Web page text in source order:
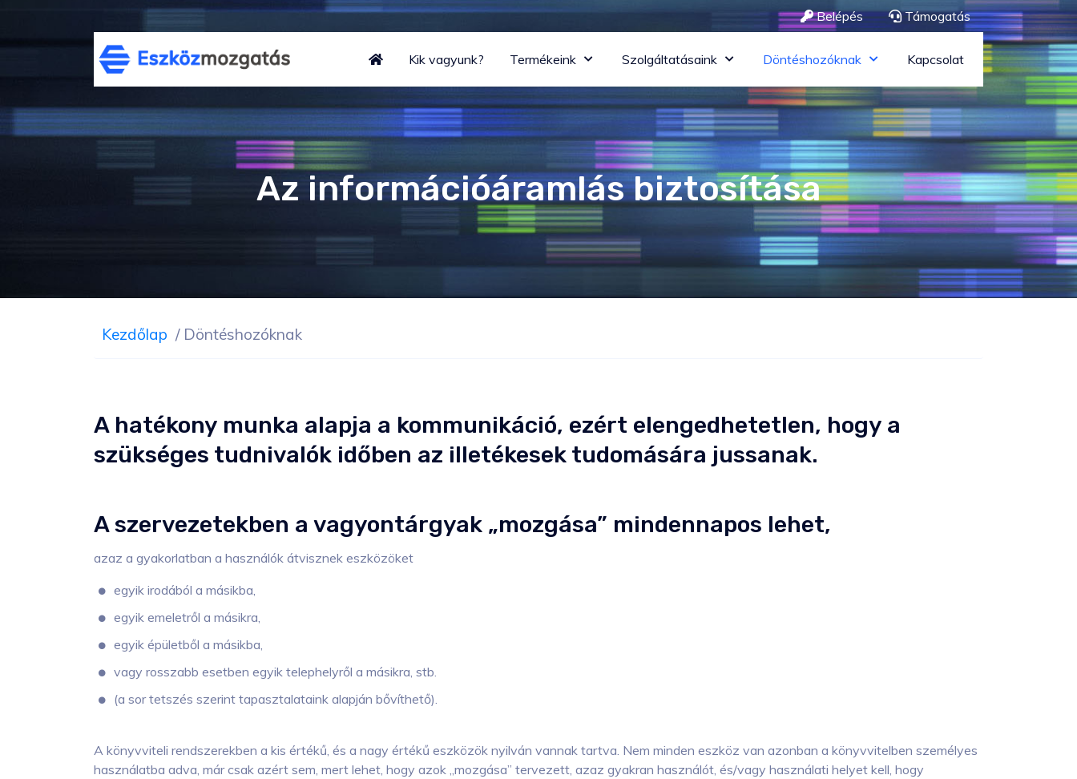
Belépés Támogatás
Kik vagyunk? Termékeink Szolgáltatásaink Döntéshozóknak Kapcsolat
Az információáramlás biztosítása
Kezdőlap / Döntéshozóknak
A hatékony munka alapja a kommunikáció, ezért elengedhetetlen, hogy a
szükséges tudnivalók időben az illetékesek tudomására jussanak.
A szervezetekben a vagyontárgyak „mozgása” mindennapos lehet,
azaz a gyakorlatban a használók átvisznek eszközöket
egyik irodából a másikba,
egyik emeletről a másikra,
egyik épületből a másikba,
vagy rosszabb esetben egyik telephelyről a másikra, stb.
(a sor tetszés szerint tapasztalataink alapján bővíthető).
A könyvviteli rendszerekben a kis értékű, és a nagy értékű eszközök nyilván vannak tartva. Nem minden eszköz van azonban a könyvvitelben személyes
használatba adva, már csak azért sem, mert lehet, hogy azok „mozgása” tervezett, azaz gyakran használót, és/vagy használati helyet kell, hogy